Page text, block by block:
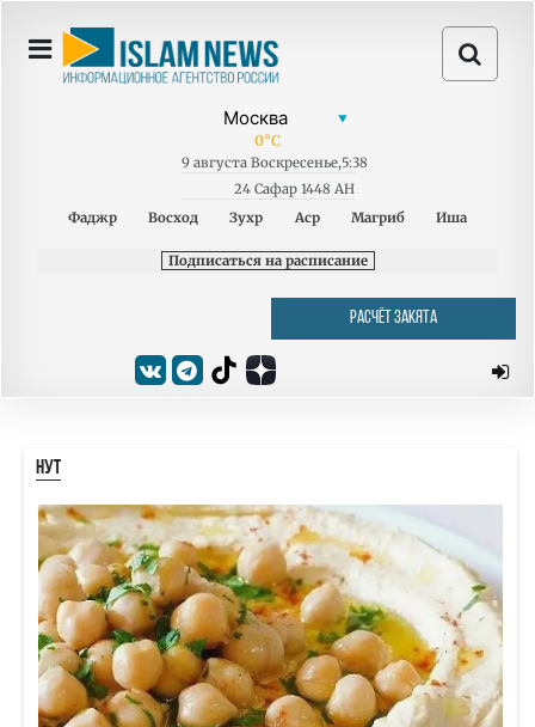
0°C
9 августа Воскресенье,5:38
24 Сафар 1448 AH
Фаджр
Восход Зухр Аср Магриб Иша
Подписаться на расписание
РАСЧЁТ ЗАКЯТА
НУТ